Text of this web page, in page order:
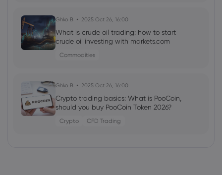
Ghko B 2025 Oct 26, 16:00
What is crude oil trading: how to start
crude oil investing with markets.com
Commodities
Ghko B 2025 Oct 26, 16:00
Crypto trading basics: What is PooCoin,
should you buy PooCoin Token 2026?
Crypto CFD Trading